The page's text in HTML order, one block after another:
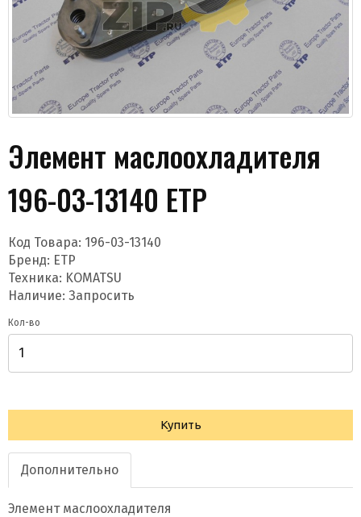
Даю согласие на обработку моих данных и
получение новостей
Элемент маслоохладителя
196-03-13140 ETP
Код Товара: 196-03-13140
Бренд: ETP
Техника: KOMATSU
Наличие: Запросить
Кол-во
Купить
Дополнительно
Элемент маслоохладителя